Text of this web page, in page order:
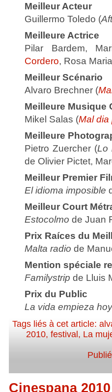
Meilleur Acteur
Guillermo Toledo (
Meilleure Actrice
Pilar Bardem,
Cordero, Rosa
Meilleur Scénario
Alvaro Brechner (
Meilleure Musique
Mikel Salas (Mal dia
Meilleure
Pietro Zuercher (Lo
de Olivier Pictet,
Meilleur Premier
El idioma imposible
Meilleur Court
Estocolmo de Juan
Prix Raíces du
Malta radio de
Mention spéciale
Familystrip de Lluis
Prix du Public
La vida empieza hoy
Tags liés à cet article:
2010, festival , La
Cinespana